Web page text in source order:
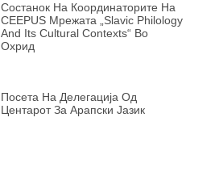
Состанок На Координаторите На
CEEPUS Мрежата „Slavic Philology
And Its Cultural Contexts“ Во
Охрид
Посета На Делегација Од
Центарот За Арапски Јазик